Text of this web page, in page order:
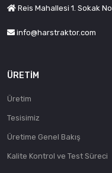
Reis Mahallesi 1. Sokak
info@harstraktor.com
ÜRETIM
Üretim
Tesisimiz
Üretime Genel Bakış
Kalite Kontrol ve Test Süreci